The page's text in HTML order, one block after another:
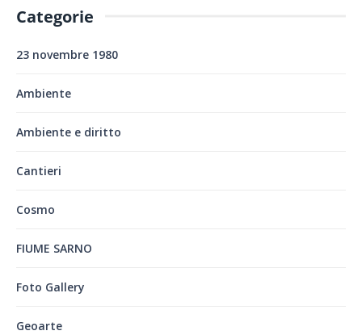
Categorie
23 novembre 1980
Ambiente
Ambiente e diritto
Cantieri
Cosmo
FIUME SARNO
Foto Gallery
Geoarte